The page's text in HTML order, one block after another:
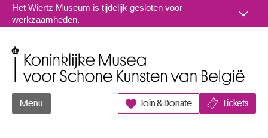
Naar inhoud
Het Wiertz Museum is tijdelijk gesloten voor
werkzaamheden.
Menu Join & Donate Tickets